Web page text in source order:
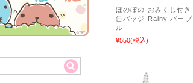
ぼのぼの おみくじ付き
缶バッジ Rainy パープ
ル
¥550(税込)